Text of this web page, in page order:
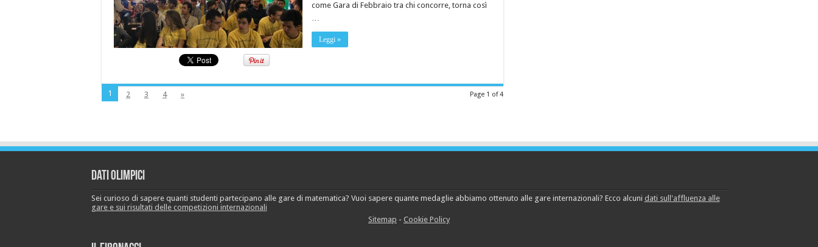
come Gara di Febbraio tra chi concorre, torna così
…
Leggi »
Page 1 of 4
1 2 3 4 »
Dati Olimpici
Sei curioso di sapere quanti studenti partecipano alle gare di matematica? Vuoi sapere quante medaglie abbiamo ottenuto alle gare internazionali? Ecco alcuni dati sull'affluenza alle
gare e sui risultati delle competizioni internazionali
Sitemap - Cookie Policy